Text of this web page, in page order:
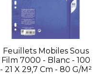
Feuillets Mobiles Sous
Film 7000 - Blanc - 100
- 21 X 29,7 Cm - 80 G/m²